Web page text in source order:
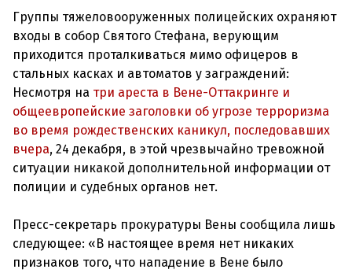
Группы тяжеловооруженных полицейских охраняют
входы в собор Святого Стефана, верующим
приходится проталкиваться мимо офицеров в
стальных касках и автоматов у заграждений:
Несмотря на три ареста в Вене-Оттакринге и
общеевропейские заголовки об угрозе терроризма
во время рождественских каникул, последовавших
вчера, 24 декабря, в этой чрезвычайно тревожной
ситуации никакой дополнительной информации от
полиции и судебных органов нет.
Пресс-секретарь прокуратуры Вены сообщила лишь
следующее: «В настоящее время нет никаких
признаков того, что нападение в Вене было